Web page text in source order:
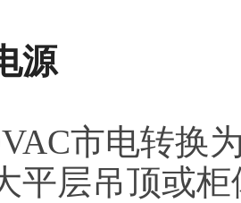
源
市电转换
平层吊顶或